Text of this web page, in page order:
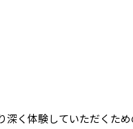
深く体験していただくた